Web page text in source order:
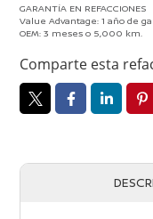
2007-
2017
GARANTÍA EN REFACCIONES
Value Advantage: 1 año de
OEM: 3 meses o 5,000 km.
Comparte esta